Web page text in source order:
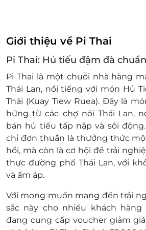
quận Đống Đa, Hà Nội
50 Nguyễn Khánh Toàn,
Quận Cầu Giấy, Hà Nội
Số nhà 42 phố Nguyễn
Nhân Chính, Quận Thanh
101A Phố Phạm Ngọc
Phương Liên, Quận Đống
Tầng 02, Lô SF06, Trung
- Tân Phú Celadon, số
phường Sơn Kỳ, quận
Minh
18 Hoàng Diệu 2, KP 1,
Hotline: 1900 0207
Một khách hàng được mua
Coupon
Giới thiệu về Pi Thai
Pi Thai: Hủ tiếu đậm đà
Pi Thai là một chuỗi nhà hàng
Thái Lan, nổi tiếng với món Hủ
Thái (Kuay Tiew Ruea). Đây là
hứng từ các chợ nổi Thái Lan,
bán hủ tiếu tấp nập và sôi
chỉ đơn thuần là thưởng thức
hổi, mà còn là cơ hội để trải
thực đường phố Thái Lan, với
và ấm áp.
Với mong muốn mang đến trải
sắc này cho nhiều khách hàng
đang cung cấp voucher giảm